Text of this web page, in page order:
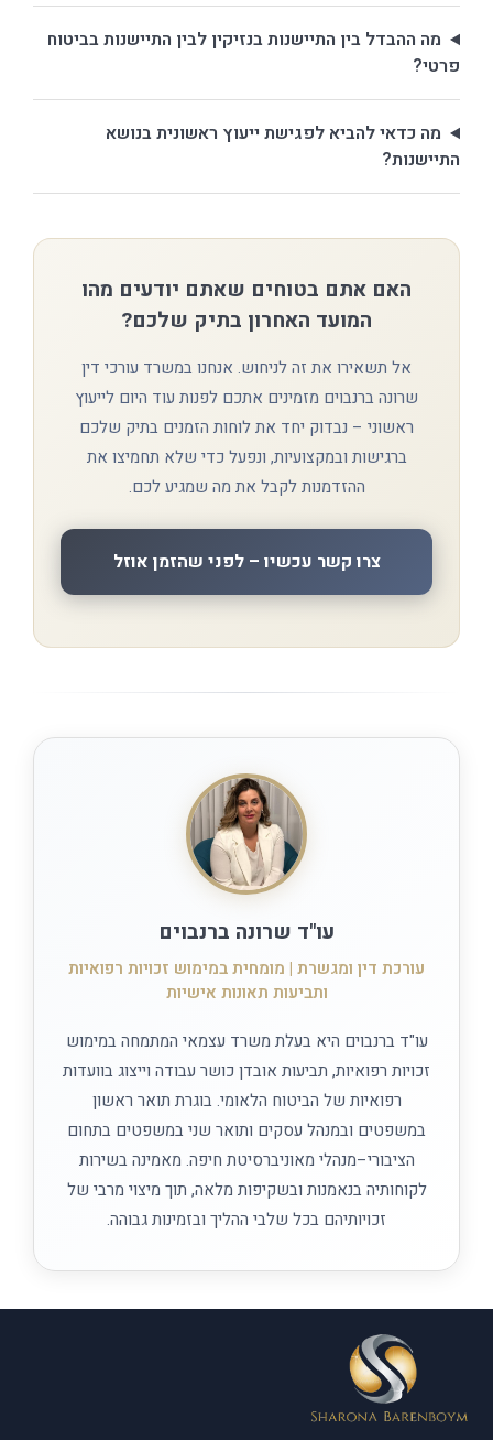
מה ההבדל בין התיישנות בנזיקין לבין התיישנות בביטוח
פרטי?
מה כדאי להביא לפגישת ייעוץ ראשונית בנושא
התיישנות?
האם אתם בטוחים שאתם יודעים מהו
המועד האחרון בתיק שלכם?
אל תשאירו את זה לניחוש. אנחנו במשרד עורכי דין
שרונה ברנבוים מזמינים אתכם לפנות עוד היום לייעוץ
ראשוני – נבדוק יחד את לוחות הזמנים בתיק שלכם
ברגישות ובמקצועיות, ונפעל כדי שלא תחמיצו את
ההזדמנות לקבל את מה שמגיע לכם.
צרו קשר עכשיו – לפני שהזמן אוזל
עו"ד שרונה ברנבוים
עורכת דין ומגשרת | מומחית במימוש זכויות רפואיות
ותביעות תאונות אישיות
עו"ד ברנבוים היא בעלת משרד עצמאי המתמחה במימוש
זכויות רפואיות, תביעות אובדן כושר עבודה וייצוג בוועדות
רפואיות של הביטוח הלאומי. בוגרת תואר ראשון
במשפטים ובמנהל עסקים ותואר שני במשפטים בתחום
הציבורי–מנהלי מאוניברסיטת חיפה. מאמינה בשירות
לקוחותיה בנאמנות ובשקיפות מלאה, תוך מיצוי מרבי של
זכויותיהם בכל שלבי ההליך ובזמינות גבוהה.